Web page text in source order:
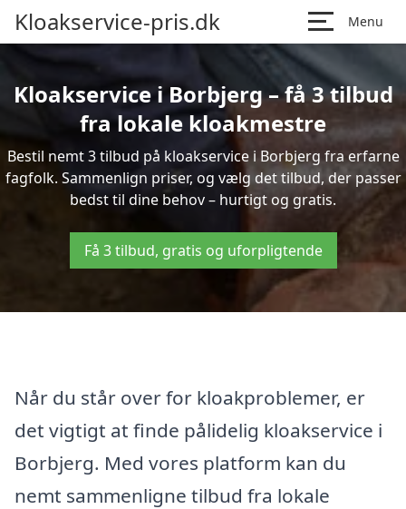
Kloakservice-pris.dk Menu
Kloakservice i Borbjerg – få 3 tilbud
fra lokale kloakmestre
Bestil nemt 3 tilbud på kloakservice i Borbjerg fra erfarne
fagfolk. Sammenlign priser, og vælg det tilbud, der passer
bedst til dine behov – hurtigt og gratis.
Få 3 tilbud, gratis og uforpligtende
Når du står over for kloakproblemer, er
det vigtigt at finde pålidelig kloakservice i
Borbjerg. Med vores platform kan du
nemt sammenligne tilbud fra lokale